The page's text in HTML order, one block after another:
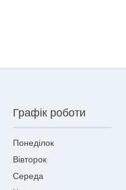
Графік роботи
Понеділок
Вівторок
Середа